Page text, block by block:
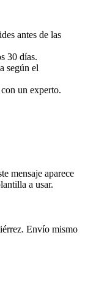
antes de las
30 días.
según el
un experto.
mensaje aparece
a usar.
Envío mismo